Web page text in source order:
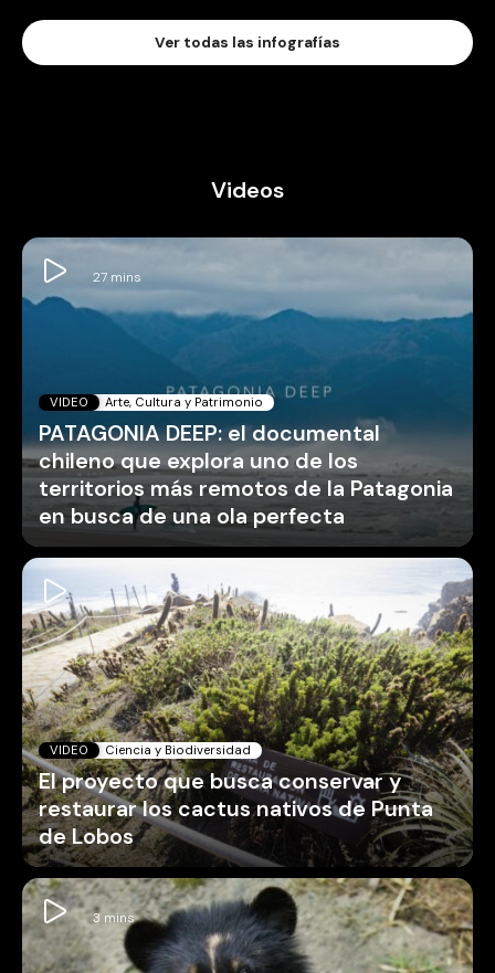
Ver todas las infografías
Videos
VIDEO Arte, Cultura y Patrimonio
PATAGONIA DEEP: el documental
chileno que explora uno de los
territorios más remotos de la Patagonia
en busca de una ola perfecta
VIDEO Ciencia y Biodiversidad
El proyecto que busca conservar y
restaurar los cactus nativos de Punta
de Lobos